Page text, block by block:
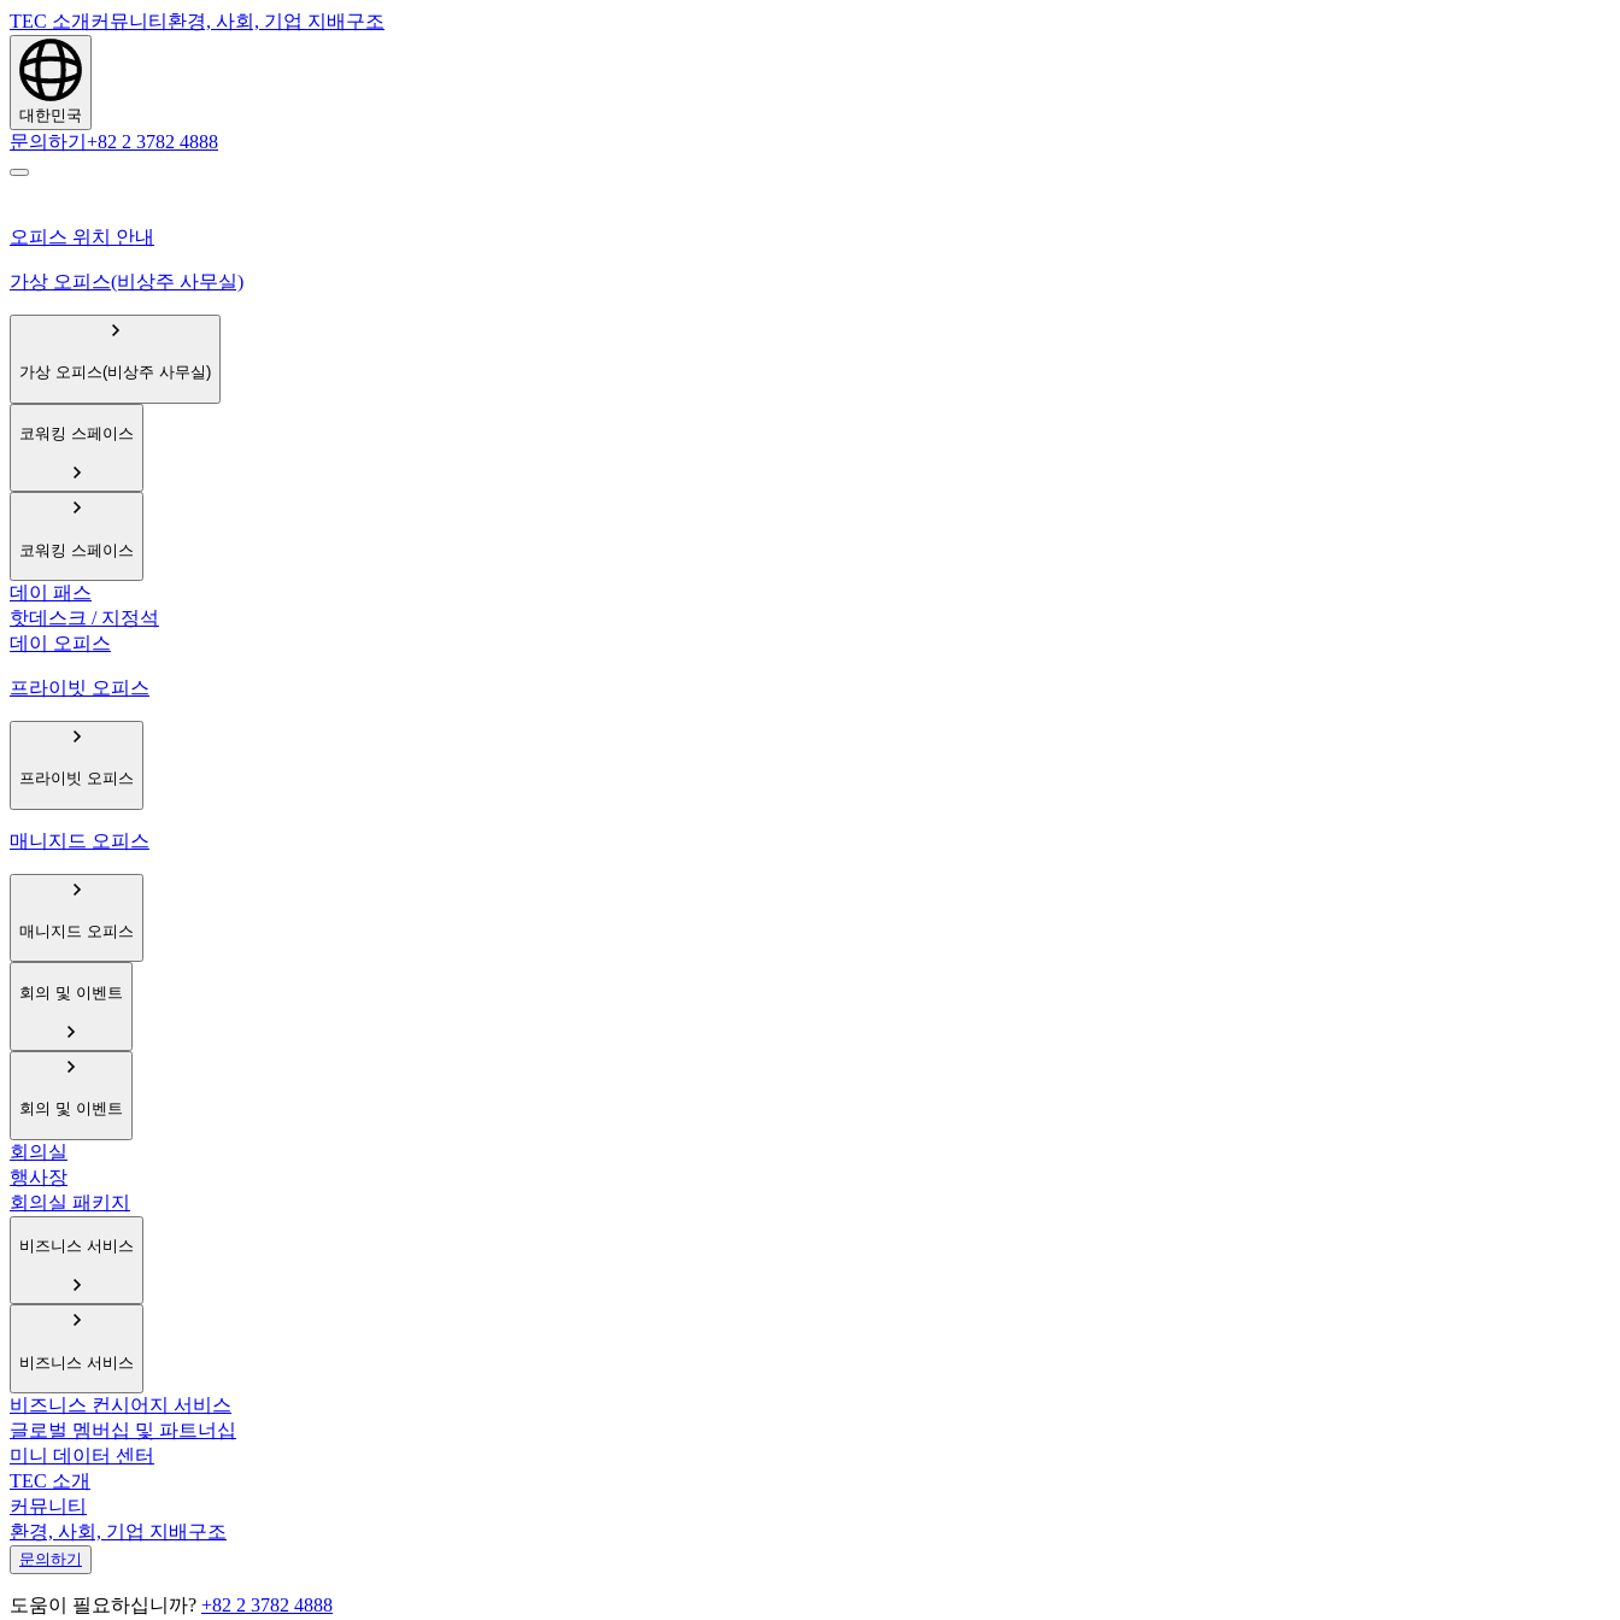
TEC 소개 커뮤니티 환경, 사회, 기업 지배구조
대한민국
문의하기 +82 2 3782 4888
오피스 위치 안내
가상 오피스(비상주 사무실)
가상 오피스(비상주 사무실)
코워킹 스페이스
코워킹 스페이스
데이 패스
핫데스크 / 지정석
데이 오피스
프라이빗 오피스
프라이빗 오피스
매니지드 오피스
매니지드 오피스
회의 및 이벤트
회의 및 이벤트
회의실
행사장
회의실 패키지
비즈니스 서비스
비즈니스 서비스
비즈니스 컨시어지 서비스
글로벌 멤버십 및 파트너십
미니 데이터 센터
TEC 소개
커뮤니티
환경, 사회, 기업 지배구조
문의하기
도움이 필요하십니까? +82 2 3782 4888